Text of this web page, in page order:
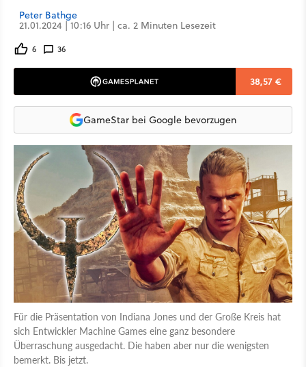
Peter Bathge
21.01.2024 | 10:16 Uhr | ca. 2 Minuten Lesezeit
6 36
38,57 €
GameStar bei Google bevorzugen
Für die Präsentation von Indiana Jones und der Große Kreis hat
sich Entwickler Machine Games eine ganz besondere
Überraschung ausgedacht. Die haben aber nur die wenigsten
bemerkt. Bis jetzt.